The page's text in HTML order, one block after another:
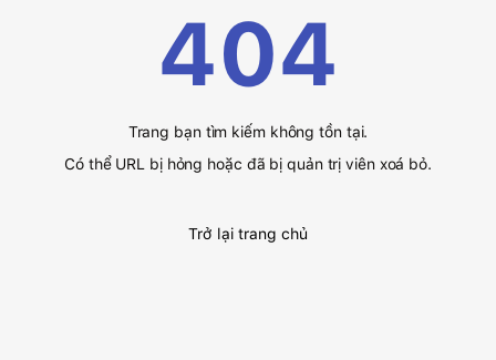
404
Trang bạn tìm kiếm không tồn tại.
Có thể URL bị hỏng hoặc đã bị quản trị viên xoá bỏ.
Trở lại trang chủ